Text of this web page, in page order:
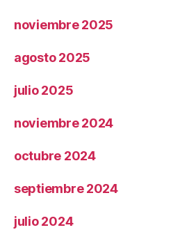
noviembre 2025
agosto 2025
julio 2025
noviembre 2024
octubre 2024
septiembre 2024
julio 2024